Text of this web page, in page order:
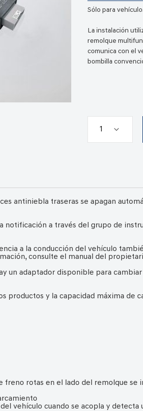
Sólo para
La instalación
remolque
comunica con el
bombilla
antiniebla traseras se apagan
notificación a través del grupo de
a la conducción del vehículo
consulte el manual del
un adaptador disponible para
productos y la capacidad máxima de
freno rotas en el lado del remolque
vehículo cuando se acopla y